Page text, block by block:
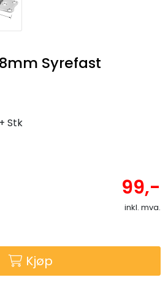
Syrefast
Stk
99,-
inkl. mva.
Kjøp